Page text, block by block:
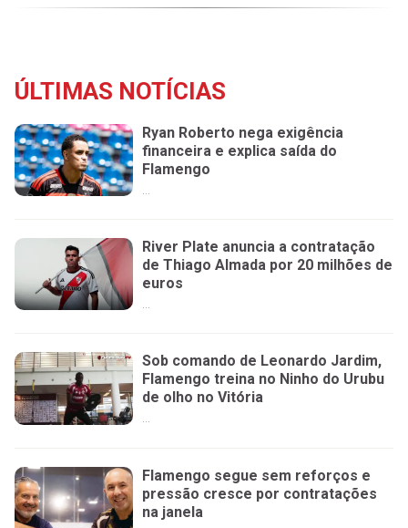
ÚLTIMAS NOTÍCIAS
Ryan Roberto nega exigência
financeira e explica saída do
Flamengo
...
River Plate anuncia a contratação
de Thiago Almada por 20 milhões de
euros
...
Sob comando de Leonardo Jardim,
Flamengo treina no Ninho do Urubu
de olho no Vitória
...
Flamengo segue sem reforços e
pressão cresce por contratações
na janela